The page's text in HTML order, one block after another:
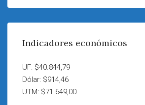
Indicadores económicos
UF: $40.844,79
Dólar: $914,46
UTM: $71.649,00